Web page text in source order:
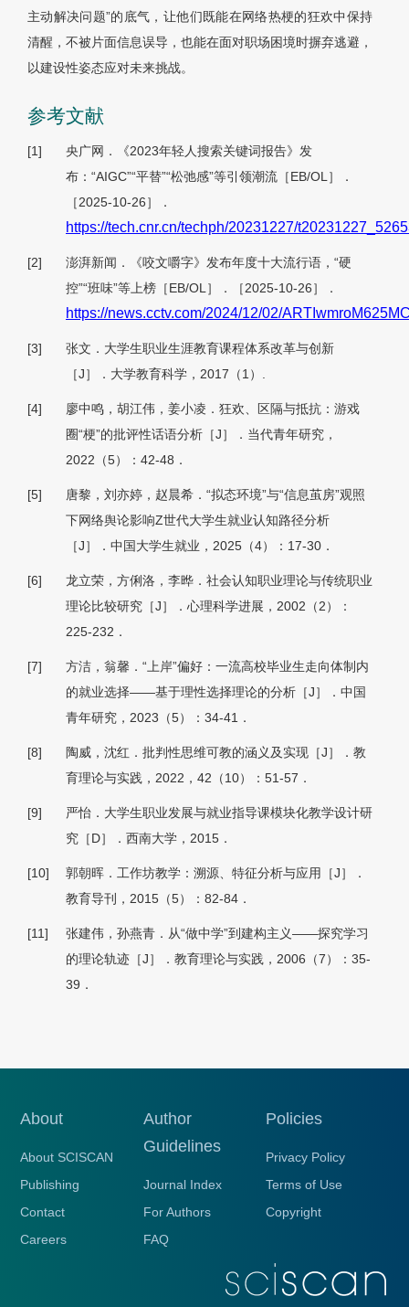
主动解决问题”的底气，让他们既能在网络热梗的狂欢中保持
清醒，不被片面信息误导，也能在面对职场困境时摒弃逃避，
以建设性姿态应对未来挑战。
参考文献
[1]
央广网．《2023年轻人搜索关键词报告》发
布：“AIGC”“平替”“松弛感”等引领潮流［EB/OL］．
［2025-10-26］．
https://tech.cnr.cn/techph/20231227/
[2]
澎湃新闻．《咬文嚼字》发布年度十大流行语，“硬
控”“班味”等上榜［EB/OL］．［2025-10-26］．
https://news.cctv.com/2024/12/02/
[3]
张文．大学生职业生涯教育课程体系改革与创新
［J］．大学教育科学，2017（1）.
[4]
廖中鸣，胡江伟，姜小凌．狂欢、区隔与抵抗：游戏
圈“梗”的批评性话语分析［J］．当代青年研究，
2022（5）：42-48．
[5]
唐黎，刘亦婷，赵晨希．“拟态环境”与“信息茧房”观照
下网络舆论影响Z世代大学生就业认知路径分析
［J］．中国大学生就业，2025（4）：17-30．
[6]
龙立荣，方俐洛，李晔．社会认知职业理论与传统职业
理论比较研究［J］．心理科学进展，2002（2）：
225-232．
[7]
方洁，翁馨．“上岸”偏好：一流高校毕业生走向体制内
的就业选择——基于理性选择理论的分析［J］．中国
青年研究，2023（5）：34-41．
[8]
陶威，沈红．批判性思维可教的涵义及实现［J］．教
育理论与实践，2022，42（10）：51-57．
[9]
严怡．大学生职业发展与就业指导课模块化教学设计研
究［D］．西南大学，2015．
[10]
郭朝晖．工作坊教学：溯源、特征分析与应用［J］．
教育导刊，2015（5）：82-84．
[11]
张建伟，孙燕青．从“做中学”到建构主义——探究学习
的理论轨迹［J］．教育理论与实践，2006（7）：35-
39．
About
About SCISCAN
Publishing
Contact
Careers
Author
Guidelines
Journal Index
For Authors
FAQ
Policies
Privacy Policy
Terms of Use
Copyright